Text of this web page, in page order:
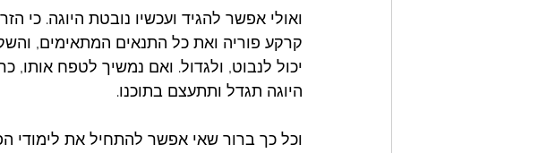
ואולי אפשר להגיד ועכשיו נובטת היוגה. כי
קרקע פוריה ואת כל התנאים המתאימים,
יכול לנבוט, ולגדול. ואם נמשיך לטפח אותו,
היוגה תגדל ותתעצם בתוכנו.
וכל כך ברור שאי אפשר להתחיל את לימודי